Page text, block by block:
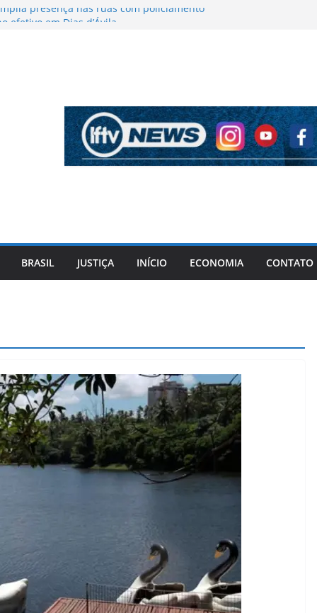
presença nas ruas com policiamento
assume controle e pousa em segurança
entre candidatos ao Governo da Bahia
BRASIL JUSTIÇA INÍCIO ECONOMIA CONTATO